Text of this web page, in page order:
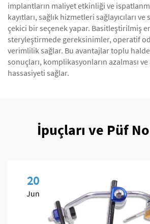
implantların maliyet etkinliği ve
kayıtları, sağlık hizmetleri sağlayıcıları
çekici bir seçenek yapar. Basitleştirilmiş
steryleştirmede gereksinimler, operatif
verimlilik sağlar. Bu avantajlar toplu
sonuçları, komplikasyonların azalması ve
hassasiyeti sağlar.
İpuçları ve Püf
20
Jun